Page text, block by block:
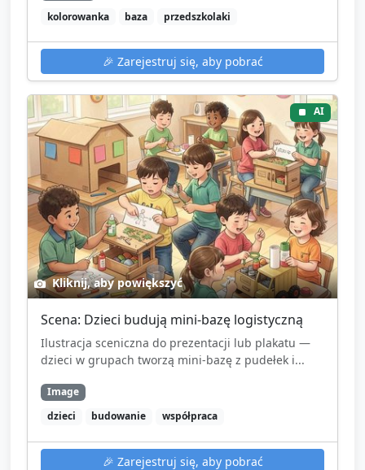
kolorowanka
baza przedszkolaki
🎉 Zarejestruj się, aby pobrać
AI
Kliknij, aby powiększyć
Scena: Dzieci budują mini-bazę logistyczną
Ilustracja sceniczna do prezentacji lub plakatu —
dzieci w grupach tworzą mini-bazę z pudełek i...
Image
dzieci
budowanie współpraca
🎉 Zarejestruj się, aby pobrać